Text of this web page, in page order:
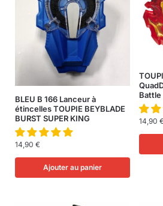
BLEU B 166 Lanceur à
étincelles TOUPIE BEYBLADE
BURST SUPER KING
14,90 €
Ajouter au panier
Battle
14,90 €